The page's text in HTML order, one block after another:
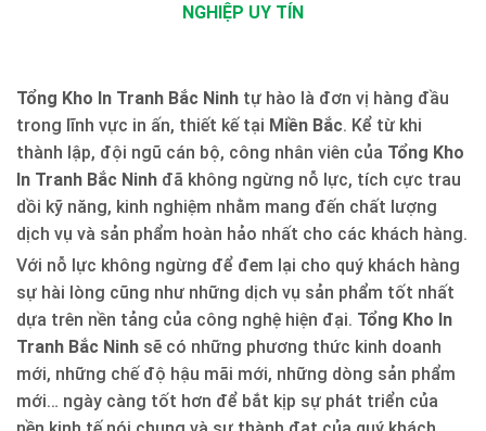
NGHIỆP UY TÍN
Tổng Kho In Tranh Bắc Ninh tự hào là đơn vị hàng đầu
trong lĩnh vực in ấn, thiết kế tại Miền Bắc. Kể từ khi
thành lập, đội ngũ cán bộ, công nhân viên của Tổng Kho
In Tranh Bắc Ninh đã không ngừng nỗ lực, tích cực trau
dồi kỹ năng, kinh nghiệm nhằm mang đến chất lượng
dịch vụ và sản phẩm hoàn hảo nhất cho các khách hàng.
Với nỗ lực không ngừng để đem lại cho quý khách hàng
sự hài lòng cũng như những dịch vụ sản phẩm tốt nhất
dựa trên nền tảng của công nghệ hiện đại. Tổng Kho In
Tranh Bắc Ninh sẽ có những phương thức kinh doanh
mới, những chế độ hậu mãi mới, những dòng sản phẩm
mới… ngày càng tốt hơn để bắt kịp sự phát triển của